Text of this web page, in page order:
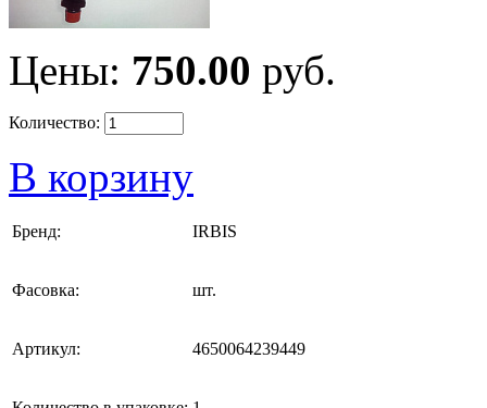
Цены: 750.00 руб.
Количество:
В корзину
Бренд: IRBIS
Фасовка: шт.
Артикул: 4650064239449